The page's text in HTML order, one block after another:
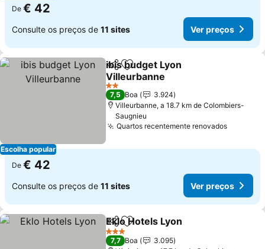
De € 42
Consulte os preços de 11 sites Ver preços
Escolha popular
PartilharAdicionar aos favoritos
ibis budget Lyon
Villeurbanne
2 Estrelas
7,5 Boa
3.924
Villeurbanne, a 18.7 km de Colombiers-
Saugnieu
Quartos recentemente renovados
De € 42
Consulte os preços de 11 sites Ver preços
PartilharAdicionar aos favoritos
Eklo Hotels Lyon
3 Estrelas
7,7 Boa
3.095